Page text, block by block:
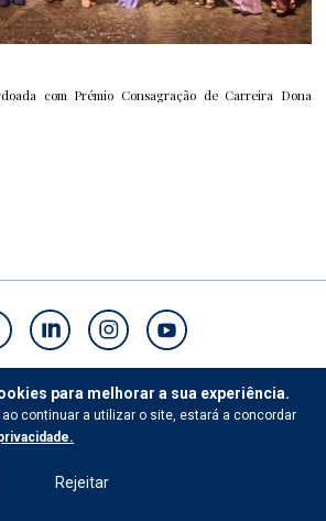
com Prémio Consagração de Carreira Dona
Contactos
para melhorar a sua experiência.
continuar a utilizar o site, estará a concordar
Rejeitar